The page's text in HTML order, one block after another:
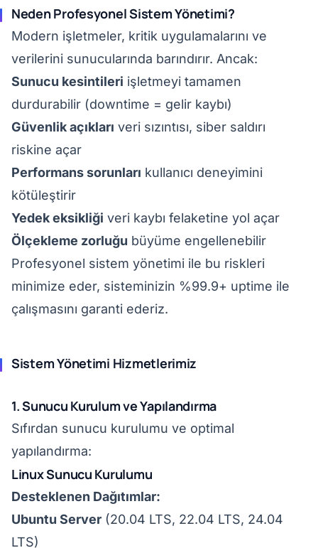
Neden Profesyonel Sistem Yönetimi?
Modern işletmeler, kritik uygulamalarını ve
verilerini sunucularında barındırır. Ancak:
Sunucu kesintileri işletmeyi tamamen
durdurabilir (downtime = gelir kaybı)
Güvenlik açıkları veri sızıntısı, siber saldırı
riskine açar
Performans sorunları kullanıcı deneyimini
kötüleştirir
Yedek eksikliği veri kaybı felaketine yol açar
Ölçekleme zorluğu büyüme engellenebilir
Profesyonel sistem yönetimi ile bu riskleri
minimize eder, sisteminizin %99.9+ uptime ile
çalışmasını garanti ederiz.
Sistem Yönetimi Hizmetlerimiz
1. Sunucu Kurulum ve Yapılandırma
Sıfırdan sunucu kurulumu ve optimal
yapılandırma:
Linux Sunucu Kurulumu
Desteklenen Dağıtımlar:
Ubuntu Server (20.04 LTS, 22.04 LTS, 24.04
LTS)